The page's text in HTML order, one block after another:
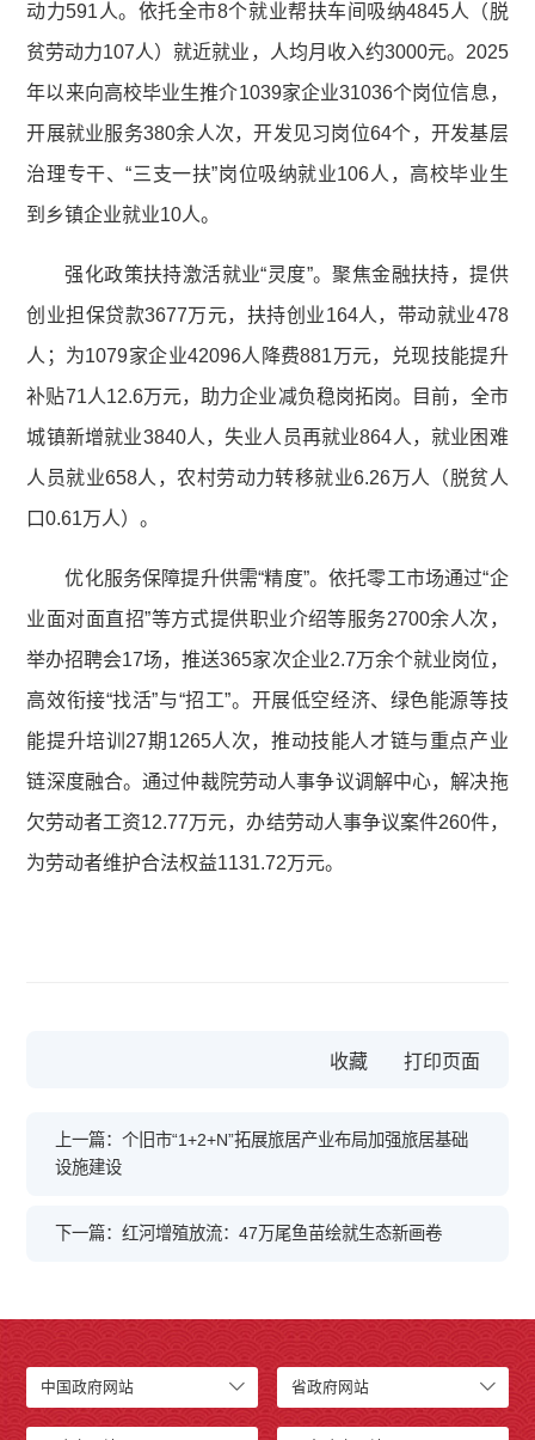
动力591人。依托全市8个就业帮扶车间吸纳4845人（脱
贫劳动力107人）就近就业，人均月收入约3000元。2025
年以来向高校毕业生推介1039家企业31036个岗位信息，
开展就业服务380余人次，开发见习岗位64个，开发基层
治理专干、“三支一扶”岗位吸纳就业106人，高校毕业生
到乡镇企业就业10人。
强化政策扶持激活就业“灵度”。聚焦金融扶持，提供
创业担保贷款3677万元，扶持创业164人，带动就业478
人；为1079家企业42096人降费881万元，兑现技能提升
补贴71人12.6万元，助力企业减负稳岗拓岗。目前，全市
城镇新增就业3840人，失业人员再就业864人，就业困难
人员就业658人，农村劳动力转移就业6.26万人（脱贫人
口0.61万人）。
优化服务保障提升供需“精度”。依托零工市场通过“企
业面对面直招”等方式提供职业介绍等服务2700余人次，
举办招聘会17场，推送365家次企业2.7万余个就业岗位，
高效衔接“找活”与“招工”。开展低空经济、绿色能源等技
能提升培训27期1265人次，推动技能人才链与重点产业
链深度融合。通过仲裁院劳动人事争议调解中心，解决拖
欠劳动者工资12.77万元，办结劳动人事争议案件260件，
为劳动者维护合法权益1131.72万元。
收藏
上一篇：个旧市“1+2+N”拓展旅居产业布局加强旅居基础
设施建设
下一篇：红河增殖放流：47万尾鱼苗绘就生态新画卷
中国政府网站 省政府网站